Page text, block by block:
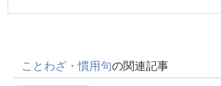
ことわざ・慣用句の関連記事